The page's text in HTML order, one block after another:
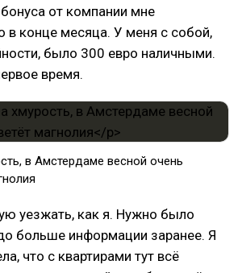
от компании мне
в конце месяца. У меня с собой,
было 300 евро наличными.
время.
в Амстердаме весной очень
уезжать, как я. Нужно было
больше информации заранее. Я
что с квартирами тут всё